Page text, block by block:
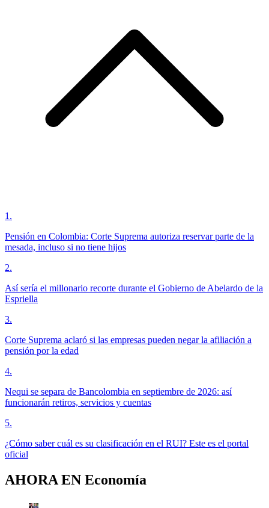
1 .
Pensión en Colombia: Corte Suprema autoriza reservar parte de la
mesada, incluso si no tiene hijos
2.
Así sería el millonario recorte durante el Gobierno de Abelardo de la
Espriella
3.
Corte Suprema aclaró si las empresas pueden negar la afiliación a
pensión por la edad
4.
Nequi se separa de Bancolombia en septiembre de 2026: así
funcionarán retiros, servicios y cuentas
5.
¿Cómo saber cuál es su clasificación en el RUI? Este es el portal
oficial
AHORA EN Economía